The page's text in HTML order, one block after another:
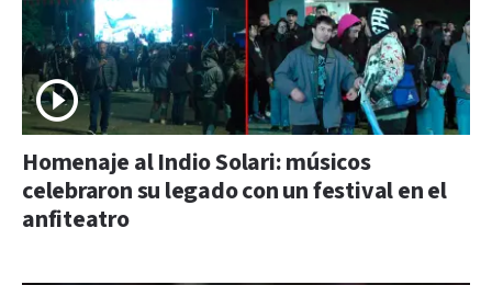
Homenaje al Indio Solari: músicos
celebraron su legado con un festival en el
anfiteatro